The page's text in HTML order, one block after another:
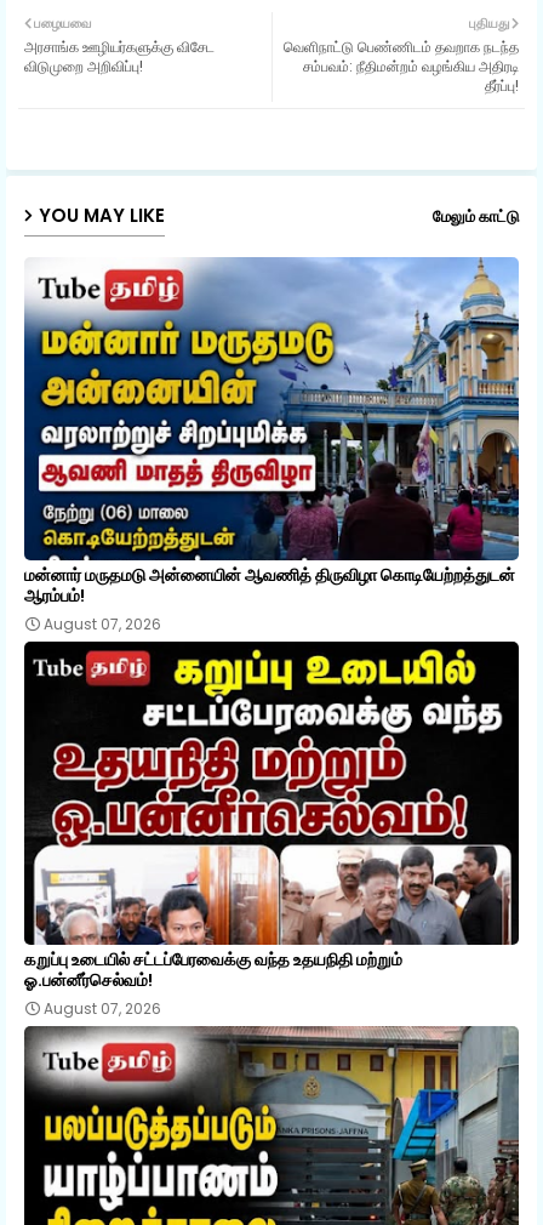
ats
புதியது
வெளிநாட்டு பெண்ணிடம் தவறாக நடந்த
சம்பவம்: நீதிமன்றம் வழங்கிய அதிரடி
தீர்ப்பு!
பழையவை
அரசாங்க ஊழியர்களுக்கு விசேட
விடுமுறை அறிவிப்பு!
YOU MAY LIKE மேலும் காட்டு
மன்னார் மருதமடு அன்னையின் ஆவணித் திருவிழா கொடியேற்றத்துடன்
ஆரம்பம்!
August 07, 2026
கறுப்பு உடையில் சட்டப்பேரவைக்கு வந்த உதயநிதி மற்றும்
ஓ.பன்னீர்செல்வம்!
August 07, 2026